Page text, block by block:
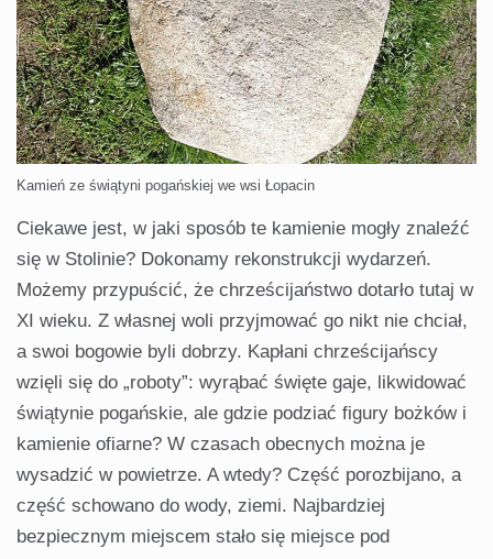
Kamień ze świątyni pogańskiej we wsi Łopacin
Ciekawe jest, w jaki sposób te kamienie mogły znaleźć
się w Stolinie? Dokonamy rekonstrukcji wydarzeń.
Możemy przypuścić, że chrześcijaństwo dotarło tutaj w
XI wieku. Z własnej woli przyjmować go nikt nie chciał,
a swoi bogowie byli dobrzy. Kapłani chrześcijańscy
wzięli się do „roboty”: wyrąbać święte gaje, likwidować
świątynie pogańskie, ale gdzie podziać figury bożków i
kamienie ofiarne? W czasach obecnych można je
wysadzić w powietrze. A wtedy? Część porozbijano, a
część schowano do wody, ziemi. Najbardziej
bezpiecznym miejscem stało się miejsce pod